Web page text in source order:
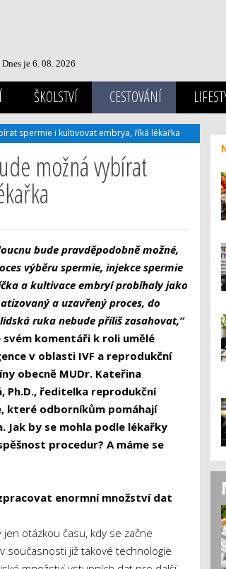
Dnes je 6. 08. 2026
ŠKOLSTVÍ CESTOVÁNÍ
spermie i kultivovat embrya, říká lékařka
možná vybírat
bude pravděpodobně možné,
výběru spermie, injekce spermie
a kultivace embryí probíhaly jako
a uzavřený proces, do
ruka nebude příliš zasahovat,“
svém komentáři k roli umělé
v oblasti IVF a reprodukční
obecně MUDr. Kateřina
Ph.D., ředitelka reprodukční
které odborníkům pomáhají
Jak by se mohla podle lékařky
procedur? A máme se
enormní množství dat
otázkou času, kdy se začne
současnosti již takové technologie